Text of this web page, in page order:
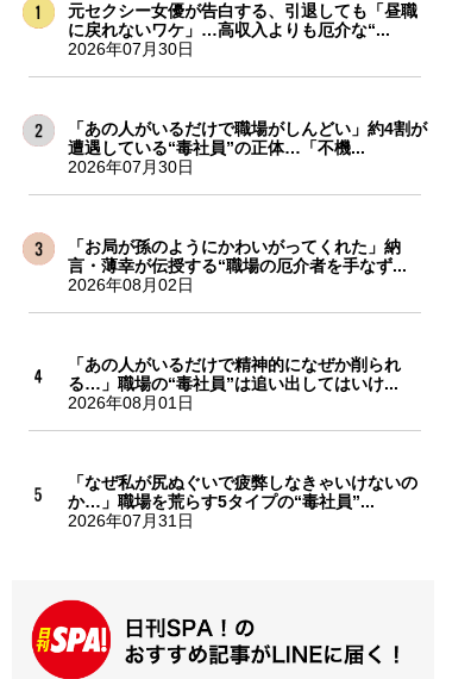
元セクシー女優が告白する、引退しても「昼職
に戻れないワケ」…高収入よりも厄介な“...
2026年07月30日
「あの人がいるだけで職場がしんどい」約4割が
遭遇している“毒社員”の正体…「不機...
2026年07月30日
「お局が孫のようにかわいがってくれた」納
言・薄幸が伝授する“職場の厄介者を手なず...
2026年08月02日
「あの人がいるだけで精神的になぜか削られ
る…」職場の“毒社員”は追い出してはいけ...
2026年08月01日
「なぜ私が尻ぬぐいで疲弊しなきゃいけないの
か…」職場を荒らす5タイプの“毒社員”...
2026年07月31日